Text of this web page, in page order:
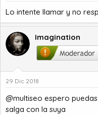
Lo intente llamar y no
Imagination
29 Dic 2018
@multiseo espero
salga con la suya